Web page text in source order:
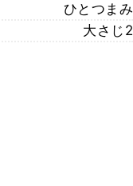
ひとつまみ
大さじ2